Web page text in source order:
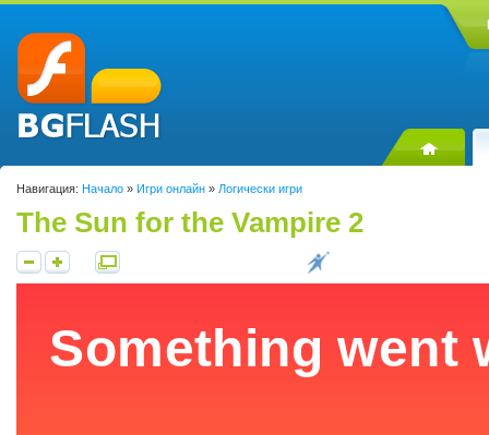
Навигация: Начало » Игри онлайн » Логически игри
The Sun for the Vampire 2